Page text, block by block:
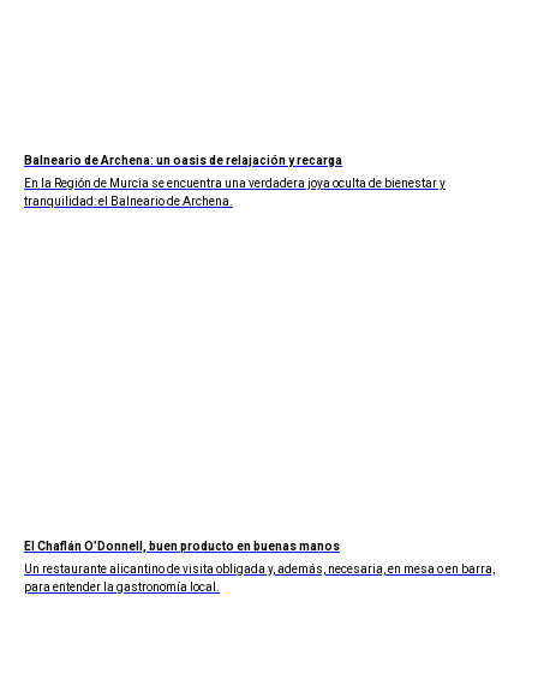
Balneario de Archena: un oasis de relajación y recarga
En la Región de Murcia se encuentra una verdadera joya oculta de bienestar y
tranquilidad: el Balneario de Archena.
El Chaflán O’Donnell, buen producto en buenas manos
Un restaurante alicantino de visita obligada y, además, necesaria, en mesa o en barra,
para entender la gastronomía local.